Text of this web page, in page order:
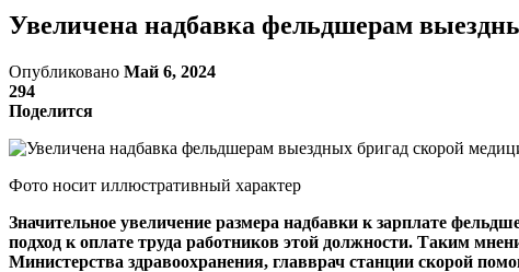
Увеличена надбавка фельдшерам
Опубликовано Май 6, 2024
294
Поделится
Фото носит иллюстративный характер
Значительное увеличение размера надбавки к зарплате
подход к оплате труда работников этой должности. Таким
Министерства здравоохранения, главврач станции скорой